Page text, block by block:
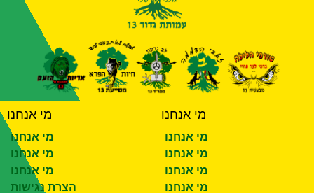
מי אנחנו
מי אנחנו
מי אנחנו
מי אנחנו
הצרת נגישות
מי אנחנו
מי אנחנו
מי אנחנו
מי אנחנו
מי אנחנו